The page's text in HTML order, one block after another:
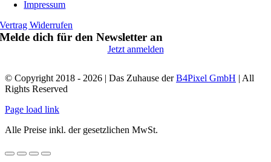
Impressum
Vertrag Widerrufen
Melde dich für den Newsletter an
Jetzt anmelden
© Copyright 2018 - 2026 | Das Zuhause derB4Pixel GmbH | All
Rights Reserved
Page load link
Alle Preise inkl. der gesetzlichen MwSt.